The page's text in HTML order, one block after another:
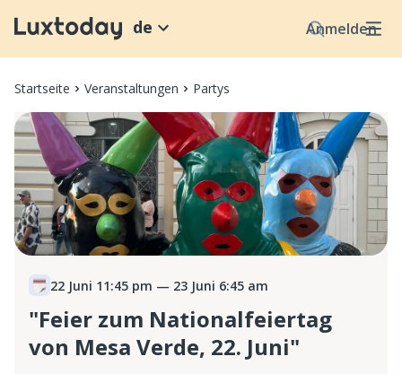
Anmelden
de
Startseite Veranstaltungen Partys
22 Juni 11:45 pm — 23 Juni 6:45 am
"Feier zum Nationalfeiertag
von Mesa Verde, 22. Juni"